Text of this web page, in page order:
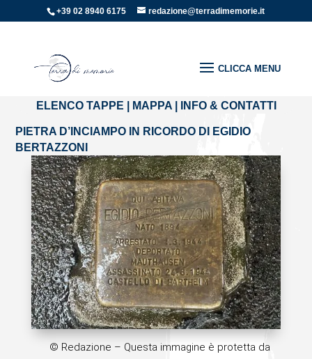
+39 02 8940 6175 redazione@terradimemorie.it
Home»Pietre di inciampo
PIETRA D’INCIAMPO IN
RICORDO DI EGIDIO BERTAZZONI
ELENCO TAPPE MAPPA| INFO & CONTATTI
PIETRA D’INCIAMPO IN RICORDO DI EGIDIO
BERTAZZONI
© Redazione – Questa immagine è protetta da